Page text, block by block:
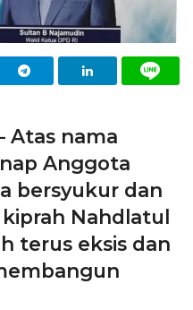
Atas nama
Anggota
bersyukur dan
Nahdlatul
terus eksis dan